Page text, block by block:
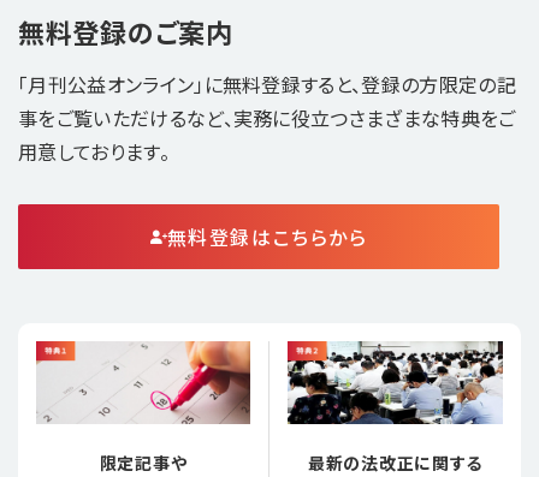
無料登録のご案内
「月刊公益オンライン」に無料登録すると、登録の方限定の記
事をご覧いただけるなど、実務に役立つさまざまな特典をご
用意しております。
無料登録はこちらから
限定記事や
最新の法改正に関する